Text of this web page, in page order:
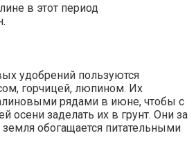
в этот период
удобрений пользуются
горчицей, люпином. Их
рядами в июне, чтобы с
осени заделать их в грунт. Они за
обогащается питательными